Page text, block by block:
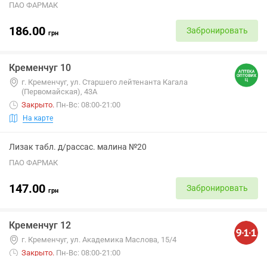
ПАО ФАРМАК
186.00 грн Забронировать
Кременчуг 10
г. Кременчуг, ул. Старшего лейтенанта Кагала
(Первомайская), 43А
Закрыто. Пн-Вс: 08:00-21:00
На карте
Лизак табл. д/рассас. малина №20
ПАО ФАРМАК
147.00 грн Забронировать
Кременчуг 12
г. Кременчуг, ул. Академика Маслова, 15/4
Закрыто. Пн-Вс: 08:00-21:00